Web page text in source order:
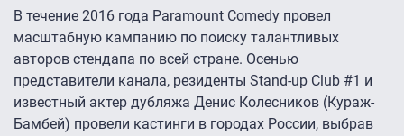
В течение 2016 года Paramount Comedy провел
масштабную кампанию по поиску талантливых
авторов стендапа по всей стране. Осенью
представители канала, резиденты Stand-up Club #1 и
известный актер дубляжа Денис Колесников (Кураж-
Бамбей) провели кастинги в городах России, выбрав